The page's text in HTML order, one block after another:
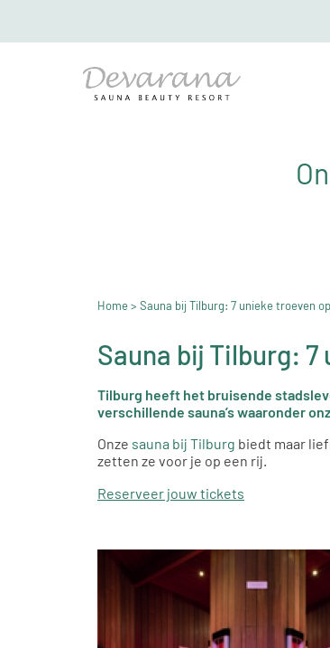
Home> Sauna bij Tilburg: 7 unieke troeven
Sauna bij Tilburg:
Tilburg heeft het bruisende
verschillende sauna’s waaronder
Onze sauna bij Tilburg biedt maar
zetten ze voor je op een rij.
Reserveer jouw tickets